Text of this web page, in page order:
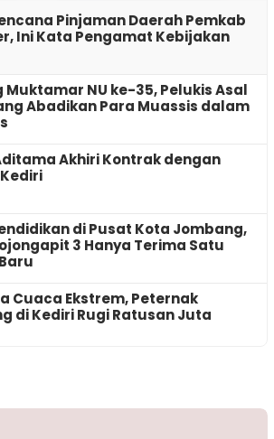
Pinjaman Daerah Pemkab
Ini Kata Pengamat Kebijakan
Muktamar NU ke-35, Pelukis Asal
Abadikan Para Muassis dalam
Akhiri Kontrak dengan
di Pusat Kota Jombang,
3 Hanya Terima Satu
Cuaca Ekstrem, Peternak
di Kediri Rugi Ratusan Juta